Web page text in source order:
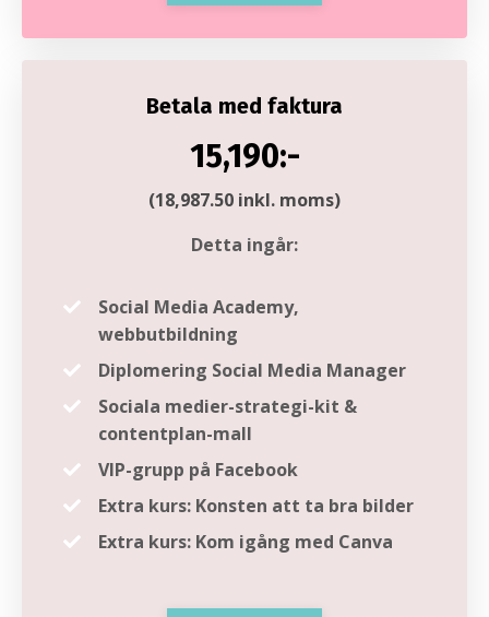
Betala med faktura
15,190:-
(18,987.50 inkl. moms)
Detta ingår:
Social Media Academy,
webbutbildning
Diplomering Social Media Manager
Sociala medier-strategi-kit &
contentplan-mall
VIP-grupp på Facebook
Extra kurs: Konsten att ta bra bilder
Extra kurs: Kom igång med Canva